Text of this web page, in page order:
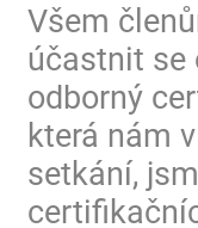
Všem
účastnit se
odborný
která nám
setkání,